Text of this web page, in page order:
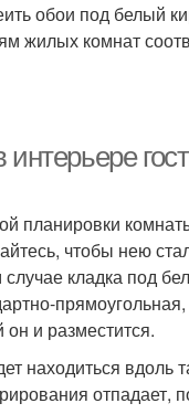
обои под белый
жилых комнат
планировки
чтобы нею
кладка под
и разместится.
находиться вдоль
отпадает,